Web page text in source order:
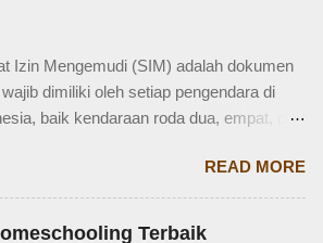
selesai kalau tidak antri. Tapi,
yang punya kese...
cousin? Memahami kosakata keluarga
santai, tetapi juga saat menulis,
bahkan dalam lingkungan kerja
Mengenal istilah keluarga akan
diri atau menceritakan silsilah
Contohnya, dalam bahasa Inggris:
= Father Ibu = Mother Kakak laki-laki =
Izin Mengemudi (SIM) adalah dokumen
dimiliki oleh setiap pengendara di
baik kendaraan roda dua, empat, dan
satunya adalah SIM D. Karena tidak
populer, banyak yang bertanya SIM D
pengendara apa ya? Mengenal SIM D,
READ MORE
Terbaik